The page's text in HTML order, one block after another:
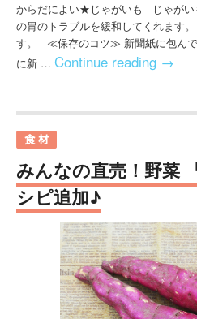
からだによい★じゃがいも じゃがい
の胃のトラブルを緩和してくれます
す。 ≪保存のコツ≫ 新聞紙に包んで
に新 … Continue reading →
みんなの直売！野菜
シピ追加♪